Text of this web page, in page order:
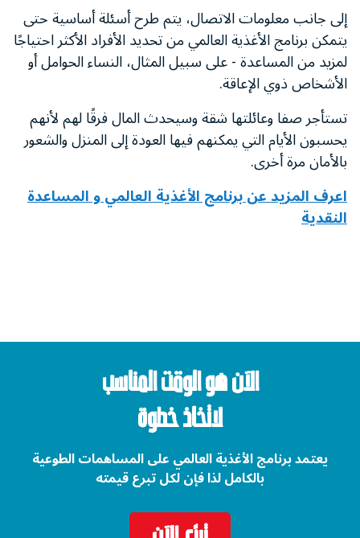
إلى جانب معلومات الاتصال، يتم طرح أسئلة أساسية حتى
يتمكن برنامج الأغذية العالمي من تحديد الأفراد الأكثر احتياجًا
لمزيد من المساعدة - على سبيل المثال، النساء الحوامل أو
الأشخاص ذوي الإعاقة.
تستأجر صفا وعائلتها شقة وسيحدث المال فرقًا لهم لأنهم
يحسبون الأيام التي يمكنهم فيها العودة إلى المنزل والشعور
بالأمان مرة أخرى.
اعرف المزيد عن برنامج الأغذية العالمي و المساعدة
النقدية
الآن هو الوقت المناسب
لاتخاذ خطوة
يعتمد برنامج الأغذية العالمي على المساهمات الطوعية
بالكامل لذا فإن لكل تبرع قيمته